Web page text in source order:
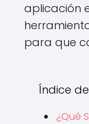
aplicación
para que
Índice
¿Qué